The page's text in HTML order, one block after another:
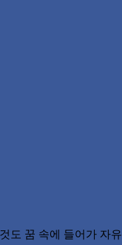
도 꿈 속에 들어가 자